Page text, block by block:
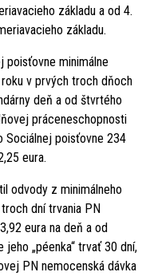
základu a od 4.
základu.
poisťovne minimálne
v prvých troch dňoch
deň a od štvrtého
práceneschopnosti
Sociálnej poisťovne 234
eura.
odvody z minimálneho
dní trvania PN
eura na deň a od
„péenka“ trvať 30 dní,
PN nemocenská dávka